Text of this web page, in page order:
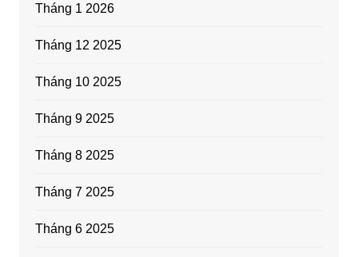
Tháng 1 2026
Tháng 12 2025
Tháng 10 2025
Tháng 9 2025
Tháng 8 2025
Tháng 7 2025
Tháng 6 2025